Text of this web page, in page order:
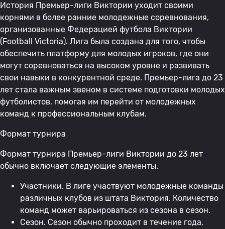
История Премьер-лиги Виктории уходит своими
корнями в более ранние молодежные соревнования,
организованные Федерацией футбола Виктории
(Football Victoria). Лига была создана для того, чтобы
обеспечить платформу для молодых игроков, где они
могут соревноваться на высоком уровне и развивать
свои навыки в конкурентной среде. Премьер-лига до 23
лет стала важным звеном в системе подготовки молодых
футболистов, помогая им перейти от молодежных
команд к профессиональным клубам.
Формат турнира
Формат турнира Премьер-лиги Виктории до 23 лет
обычно включает следующие элементы.
Участники. В лиге участвуют молодежные команды
различных клубов из штата Виктория. Количество
команд может варьироваться из сезона в сезон.
Сезон. Сезон обычно проходит в течение года,